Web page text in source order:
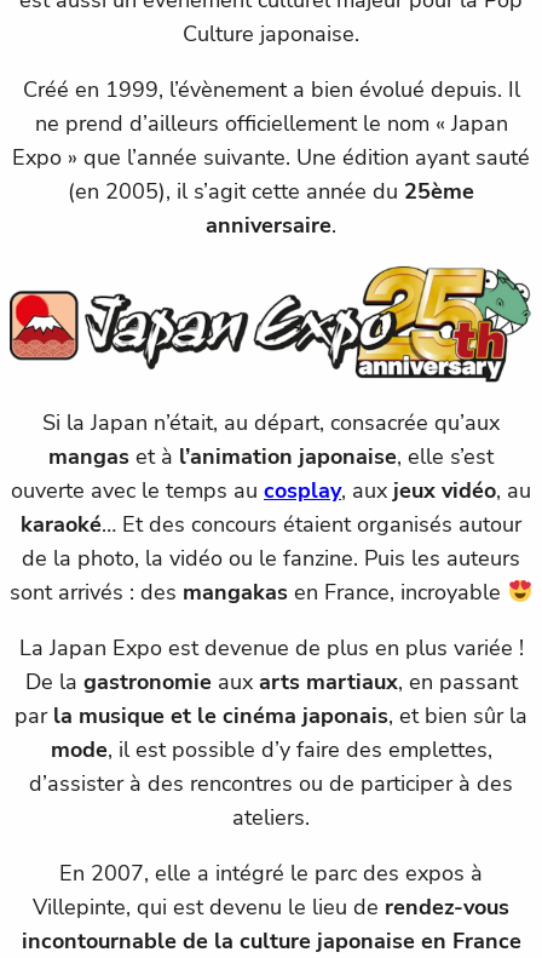
Culture japonaise.
Créé en 1999, l’évènement a bien évolué depuis. Il
ne prend d’ailleurs officiellement le nom « Japan
Expo » que l’année suivante. Une édition ayant sauté
(en 2005), il s’agit cette année du 25ème
anniversaire.
Si la Japan n’était, au départ, consacrée qu’aux
mangas et à l’animation japonaise, elle s’est
ouverte avec le temps au cosplay, aux jeux vidéo, au
karaoké… Et des concours étaient organisés autour
de la photo, la vidéo ou le fanzine. Puis les auteurs
sont arrivés : des mangakas en France, incroyable
La Japan Expo est devenue de plus en plus variée !
De la gastronomie aux arts martiaux, en passant
par la musique et le cinéma japonais, et bien sûr la
mode, il est possible d’y faire des emplettes,
d’assister à des rencontres ou de participer à des
ateliers.
En 2007, elle a intégré le parc des expos à
Villepinte, qui est devenu le lieu de rendez-vous
incontournable de la culture japonaise en France